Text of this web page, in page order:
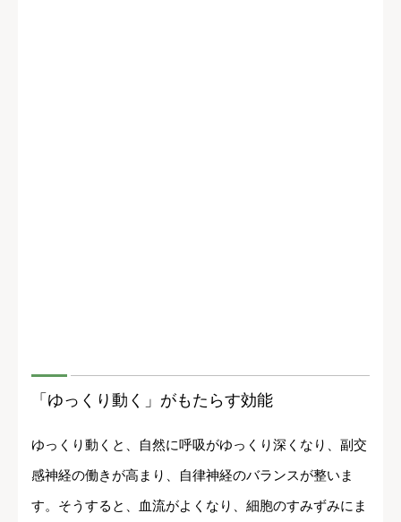
「ゆっくり動く」がもたらす効能
ゆっくり動くと、自然に呼吸がゆっくり深くなり、副交
感神経の働きが高まり、自律神経のバランスが整いま
す。そうすると、血流がよくなり、細胞のすみずみにま